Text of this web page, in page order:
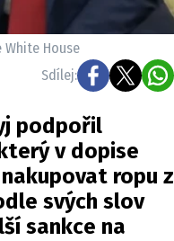
White House
Sdílej:
podpořil
v dopise
ropu z
svých slov
sankce na